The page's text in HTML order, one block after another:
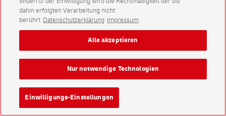
dahin erfolgten Verarbeitung nicht
berührt Datenschutzerklärung Impressum
Einwilligungs-Einstellungen
Nur notwendige Technologien
Alle akzeptieren